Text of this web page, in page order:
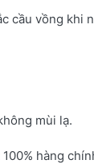
cầu vồng khi
mùi lạ.
hàng